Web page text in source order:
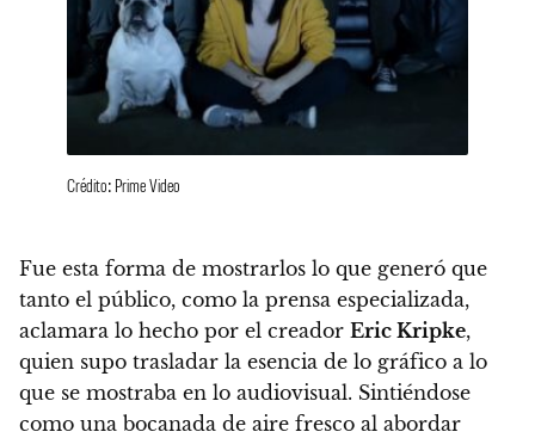
Crédito: Prime Video
Fue esta forma de mostrarlos lo que generó que
tanto el público, como la prensa especializada,
aclamara lo hecho por el creador Eric Kripke,
quien supo trasladar la esencia de lo gráfico a lo
que se mostraba en lo audiovisual. Sintiéndose
como una bocanada de aire fresco al abordar